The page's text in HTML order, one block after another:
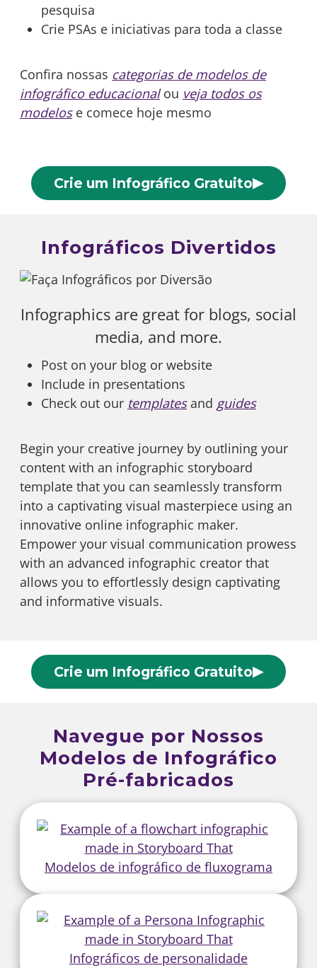
pesquisa
Crie PSAs e iniciativas para toda a classe
Confira nossas categorias de modelos de
infográfico educacionalou veja todos os
modelose comece hoje mesmo
Crie um Infográfico Gratuito▶
Infográficos Divertidos
Infographics are great for blogs, social
media, and more.
Post on your blog or website
Include in presentations
Check out our templatesand guides
Begin your creative journey by outlining your
content with an infographic storyboard
template that you can seamlessly transform
into a captivating visual masterpiece using an
innovative online infographic maker.
Empower your visual communication prowess
with an advanced infographic creator that
allows you to effortlessly design captivating
and informative visuals.
Crie um Infográfico Gratuito▶
Navegue por Nossos
Modelos de Infográfico
Pré-fabricados
Modelos de infográfico de fluxograma
Infográficos de personalidade